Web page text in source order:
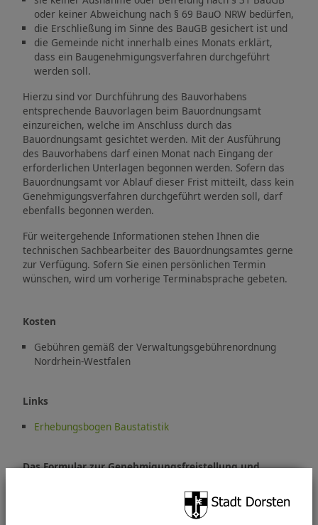
oder keiner Abweichung nach § 69 BauO NRW bedürfen,
die Erschließung im Sinne des BauGB gesichert ist und
die Gemeinde nicht innerhalb eines Monats erklärt,
dass ein Baugenehmigungsverfahren durchgeführt
werden soll.
Hierzu sind vor Durchführung des Bauvorhabens
entsprechende Bauvorlagen beim Bauordnungsamt
einzureichen, welche im Anschluss durch das
Bauordnungsamt gesichtet werden. Mit der Ausführung
des Bauvorhabens darf einen Monat nach Eingang der
erforderlichen Unterlagen begonnen werden. Sofern das
Bauordnungsamt vor Ablauf dieser Frist mitteilt, dass kein
Genehmigungsverfahren durchgeführt werden soll, darf
ebenfalls begonnen werden.
Für weitergehende Informationen stehen Ihnen die
technischen Sachbearbeiter des Bauordnungsamtes gerne
zur Verfügung. Sofern Sie einen persönlichen Termin
wünschen, wird um vorherige Terminabsprache gebeten.
Kosten
Gebühren gemäß der Verwaltungsgebührenordnung
Nordrhein-Westfalen
Links
Erhebungsbogen Baustatistik
Das Formular zur Genehmigungsfreistellung und